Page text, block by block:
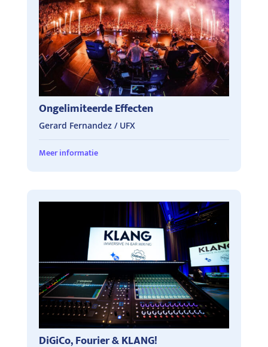
Ongelimiteerde Effecten
Gerard Fernandez / UFX
Meer informatie
DiGiCo, Fourier & KLANG!